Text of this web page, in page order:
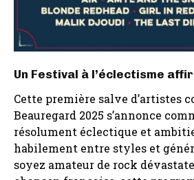
Un Festival à l’éclectisme
Cette première salve d’artistes
Beauregard 2025 s’annonce
résolument éclectique et
habilement entre styles et
soyez amateur de rock